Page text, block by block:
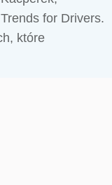
for Drivers.
które